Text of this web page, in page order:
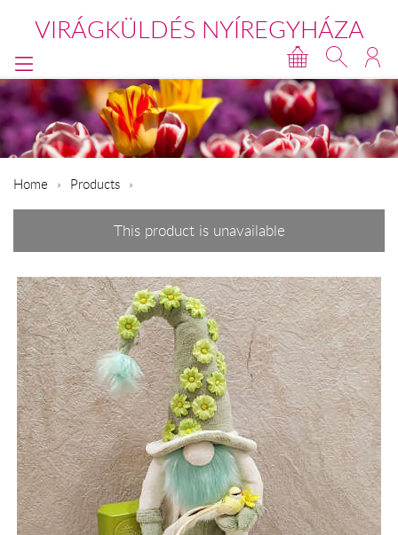
VIRÁGKÜLDÉS NYÍREGYHÁZA
Home Products
This product is unavailable